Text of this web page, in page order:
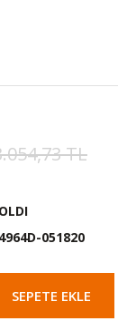
TL
051820
SEPETE EKLE